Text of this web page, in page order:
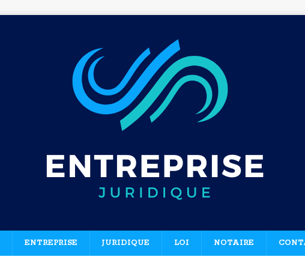
ENTREPRISE JURIDIQUE LOI NOTAIRE